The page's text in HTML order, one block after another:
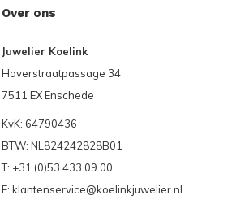
Over ons
Juwelier Koelink
Haverstraatpassage 34
7511 EX Enschede
KvK: 64790436
BTW: NL824242828B01
T: +31 (0)53 433 09 00
E: klantenservice@koelinkjuwelier.nl